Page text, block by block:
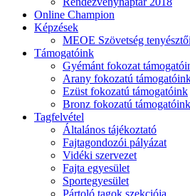
Online Champion
Képzések
MEOE Szövetség
Támogatóink
Gyémánt fokozat
Arany fokozatú
Ezüst fokozatú támogatóink
Bronz fokozatú támogatóink
Tagfelvétel
Általános tájékoztató
Fajtagondozói pályázat
Vidéki szervezet
Fajta egyesület
Sportegyesület
Pártoló tagok szekciója